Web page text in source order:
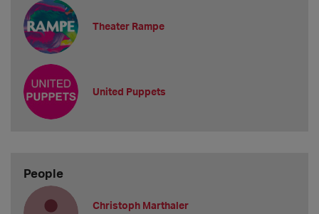
Theater Rampe
United Puppets
People
Christoph Marthaler